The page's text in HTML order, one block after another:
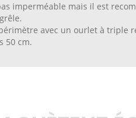
imperméable mais il est
avec un ourlet à
50 cm.